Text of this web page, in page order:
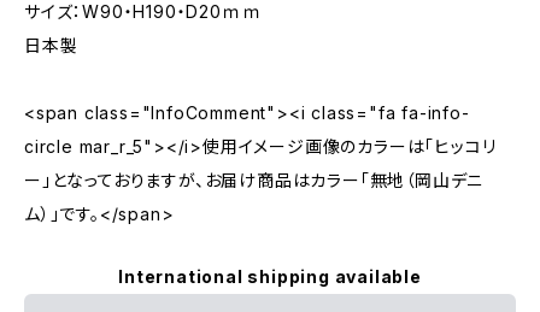
サイズ：W90・H190・D20ｍｍ
日本製
<span class="InfoComment"><i class="fa fa-info-
circle mar_r_5"></i>使用イメージ画像のカラーは「ヒッコリ
ー」となっておりますが、お届け商品はカラー「無地（岡山デニ
ム）」です。</span>
International shipping available